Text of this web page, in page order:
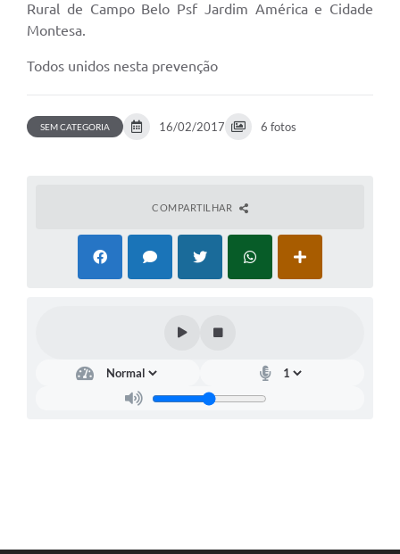
Rural de Campo Belo Psf Jardim América e Cidade
Montesa.
Todos unidos nesta prevenção
SEM CATEGORIA 16/02/2017 6 fotos
COMPARTILHAR